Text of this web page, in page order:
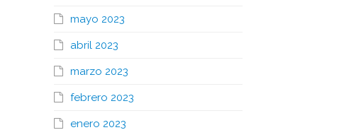
mayo 2023
abril 2023
marzo 2023
febrero 2023
enero 2023